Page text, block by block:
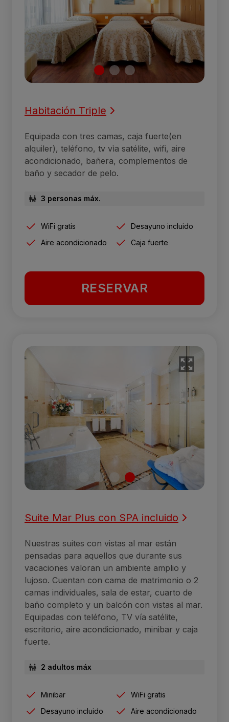
Habitación Triple
Equipada con tres camas, caja fuerte(en
alquiler), teléfono, tv vìa satélite, wifi, aire
acondicionado, bañera, complementos de
baño y secador de pelo.
3 personas máx.
WiFi gratis
Desayuno incluido
Aire acondicionado
Caja fuerte
RESERVAR
Suite Mar Plus con SPA incluido
Nuestras suites con vistas al mar están
pensadas para aquellos que durante sus
vacaciones valoran un ambiente amplio y
lujoso. Cuentan con cama de matrimonio o 2
camas individuales, sala de estar, cuarto de
baño completo y un balcón con vistas al mar.
Equipadas con teléfono, TV vía satélite,
escritorio, aire acondicionado, minibar y caja
fuerte.
2 adultos máx
Minibar
WiFi gratis
Desayuno incluido
Aire acondicionado